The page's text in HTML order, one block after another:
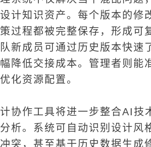
计知识资产。每个版本的修
过程都被完整保存，形成可
新成员可通过历史版本快速
降低交接成本。管理者则能
化资源配置。
协作工具将进一步整合AI技
析。系统可自动识别设计风
突，甚至基于历史数据生成